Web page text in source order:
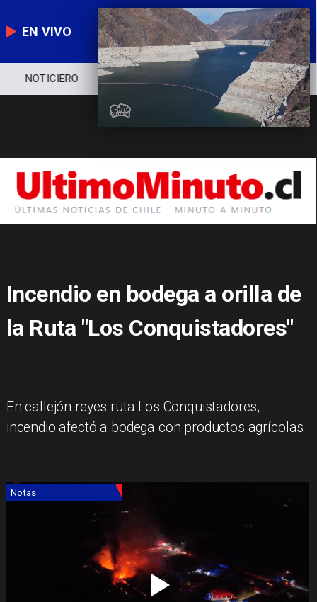
EN VIVO
NOTICIERO ECONOMÍA
Incendio en bodega a orilla de
la Ruta "Los Conquistadores"
​En callejón reyes ruta Los Conquistadores,
incendio afectó a bodega con productos agrícolas
Notas